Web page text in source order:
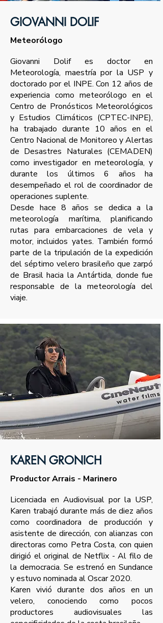
GIOVANNI DOLIF
Meteorólogo
Giovanni Dolif es doctor en
Meteorología, maestría por la USP y
doctorado por el INPE. Con 12 años de
experiencia como meteorólogo en el
Centro de Pronósticos Meteorológicos
y Estudios Climáticos (CPTEC-INPE),
ha trabajado durante 10 años en el
Centro Nacional de Monitoreo y Alertas
de Desastres Naturales (CEMADEN)
como investigador en meteorología, y
durante los últimos 6 años ha
desempeñado el rol de coordinador de
operaciones suplente.
Desde hace 8 años se dedica a la
meteorología marítima, planificando
rutas para embarcaciones de vela y
motor, incluidos yates. También formó
parte de la tripulación de la expedición
del séptimo velero brasileño que zarpó
de Brasil hacia la Antártida, donde fue
responsable de la meteorología del
viaje.
KAREN GRONICH
Productor Arrais - Marinero
Licenciada en Audiovisual por la USP,
Karen trabajó durante más de diez años
como coordinadora de producción y
asistente de dirección, con alianzas con
directoras como Petra Costa, con quien
dirigió el original de Netflix - Al filo de
la democracia. Se estrenó en Sundance
y estuvo nominada al Oscar 2020.
Karen vivió durante dos años en un
velero, conociendo como pocos
productores audiovisuales las